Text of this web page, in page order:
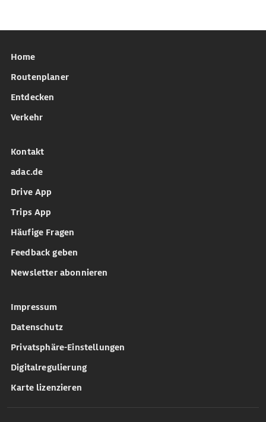
Home
Routenplaner
Entdecken
Verkehr
Kontakt
adac.de
Drive App
Trips App
Häufige Fragen
Feedback geben
Newsletter abonnieren
Impressum
Datenschutz
Privatsphäre-Einstellungen
Digitalregulierung
Karte lizenzieren